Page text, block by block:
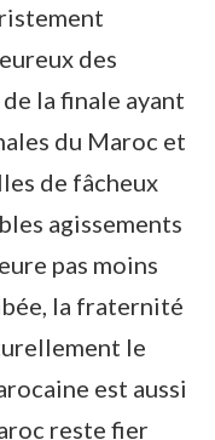
des
la finale ayant
du Maroc et
de fâcheux
agissements
pas moins
la fraternité
le
est aussi
reste fier